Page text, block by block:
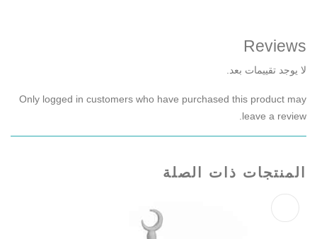
Reviews
لا يوجد تقييمات بعد.
Only logged in customers who have purchased this product may
leave a review.
المنتجات ذات الصلة